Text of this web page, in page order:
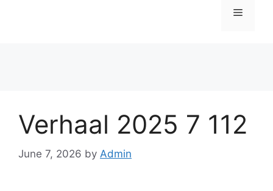
Menu
Verhaal 2025 7 112
June 7, 2026 by Admin